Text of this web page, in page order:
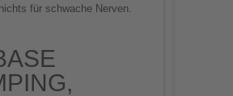
für schwache Nerven.